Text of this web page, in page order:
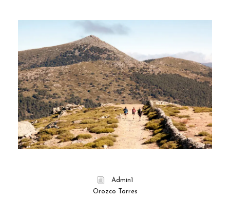
Admin1
Orozco Torres